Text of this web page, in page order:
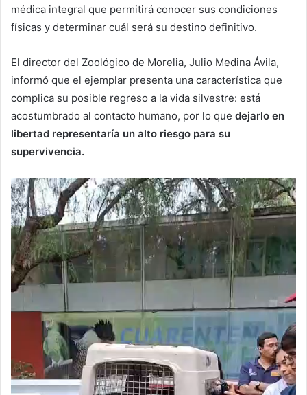
médica integral que permitirá conocer sus condiciones
físicas y determinar cuál será su destino definitivo.
El director del Zoológico de Morelia, Julio Medina Ávila,
informó que el ejemplar presenta una característica que
complica su posible regreso a la vida silvestre: está
acostumbrado al contacto humano, por lo que dejarlo en
libertad representaría un alto riesgo para su
supervivencia.